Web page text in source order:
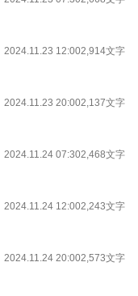
2024.11.23 12:002,914文字
2024.11.23 20:002,137文字
2024.11.24 07:302,468文字
2024.11.24 12:002,243文字
2024.11.24 20:002,573文字